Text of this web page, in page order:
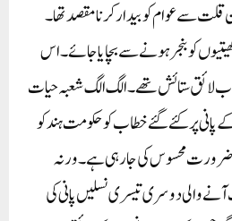
سے عوام کو بیدار کرنا مقصد تھا۔
کو بنجر ہونے سے بچایا جائے۔ اس
لائق ستائش تھے۔ الگ الگ شعبہ حیات
پر کئے گئے خطاب کو حکومت ہند کو
محسوس کی جا رہی ہے۔ ورنہ
والی دوسری تیسری نسلیں پانی کی